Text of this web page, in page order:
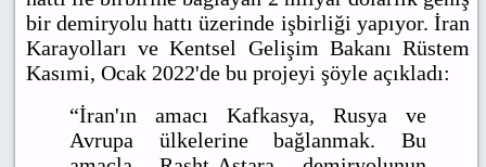
bir demiryolu hattı üzerinde işbirliği yapıyor. İran
Karayolları ve Kentsel Gelişim Bakanı Rüstem
Kasımi, Ocak 2022'de bu projeyi şöyle açıkladı:
“İran'ın amacı Kafkasya, Rusya ve
Avrupa ülkelerine bağlanmak. Bu